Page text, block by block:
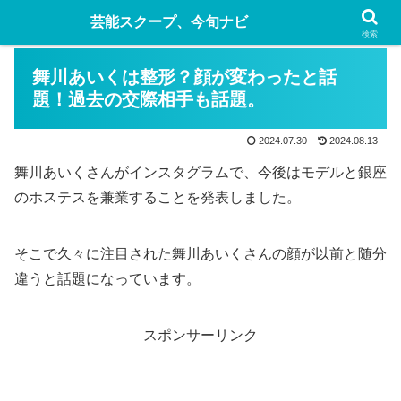
舞川あいくは整形？顔が変わったと話
題！過去の交際相手も話題。
2024.07.30 2024.08.13
舞川あいくさんがインスタグラムで、今後はモデルと銀座
のホステスを兼業することを発表しました。
そこで久々に注目された舞川あいくさんの顔が以前と随分
違うと話題になっています。
スポンサーリンク
芸能スクープ、今旬ナビ
検索